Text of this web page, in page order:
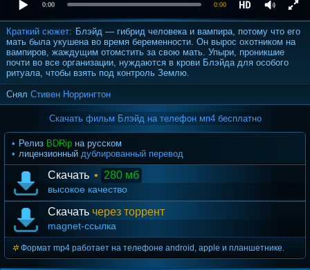
0:00 0:00
Краткий сюжет: Блэйд — гибрид человека и вампира, потому что его
мать была укушена во время беременности. Он вырос охотником на
вампиров, жаждущим отомстить за свою мать. Упыри, проникшие
почти во все организации, нуждаются в крови Блэйда для особого
ритуала, чтобы взять под контроль Землю.
Снял Стивен Норрингтон
Скачать фильм Блэйд на телефон мп4 бесплатно
Релиз BDRip на русском
лицензионный дублированный перевод
Скачать • 280 мб
высокое качество
Скачать через торрент
magnet-ссылка
Формат mp4 работает на телефоне android, apple и планшетнике.